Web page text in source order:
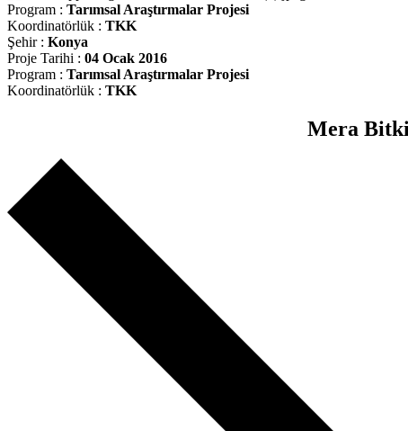
Program : Tarımsal Araştırmalar Projesi
Koordinatörlük : TKK
Şehir : Konya
Proje Tarihi : 04 Ocak 2016
Program : Tarımsal Araştırmalar Projesi
Koordinatörlük : TKK
Mera